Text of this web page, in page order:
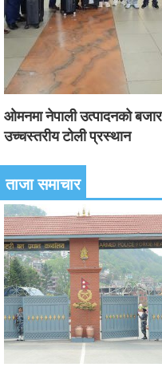
ओमनमा नेपाली उत्पादनको बजार
उच्चस्तरीय टोली प्रस्थान
ताजा समाचार